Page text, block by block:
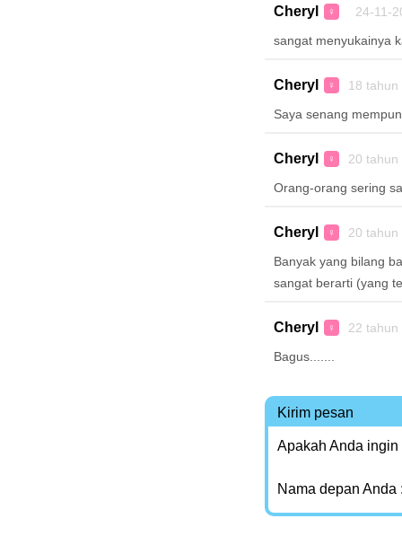
Cheryl ♀
24-11-
sangat menyukainya
Cheryl ♀
18
Saya senang
Cheryl ♀
20
Orang-orang sering
Cheryl ♀
20
Banyak yang bilang
sangat berarti (yang
Cheryl ♀
22
Bagus.......
Kirim pesan
Apakah Anda
Nama depan Anda